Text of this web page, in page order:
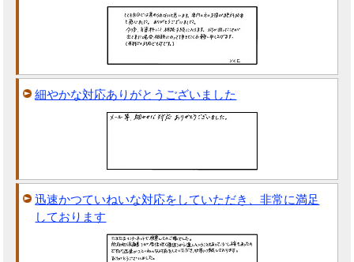
細やかな対応ありがとうございました
迅速かつていねいな対応をしていただき、非常に満足
しております